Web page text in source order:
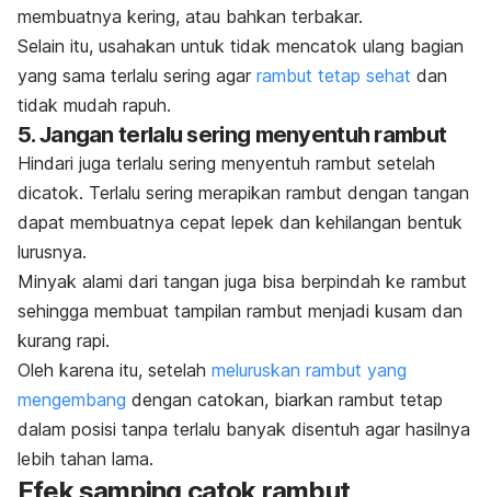
membuatnya kering, atau bahkan terbakar.
Selain itu, usahakan untuk tidak mencatok ulang bagian
yang sama terlalu sering agar rambut tetap sehat dan
tidak mudah rapuh.
5. Jangan terlalu sering menyentuh rambut
Hindari juga terlalu sering menyentuh rambut setelah
dicatok. Terlalu sering merapikan rambut dengan tangan
dapat membuatnya cepat lepek dan kehilangan bentuk
lurusnya.
Minyak alami dari tangan juga bisa berpindah ke rambut
sehingga membuat tampilan rambut menjadi kusam dan
kurang rapi.
Oleh karena itu, setelah meluruskan rambut yang
mengembang dengan catokan, biarkan rambut tetap
dalam posisi tanpa terlalu banyak disentuh agar hasilnya
lebih tahan lama.